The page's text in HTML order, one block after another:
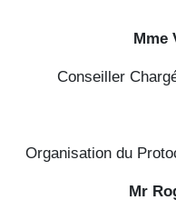
Mme
Conseiller
Organisation du
Mr